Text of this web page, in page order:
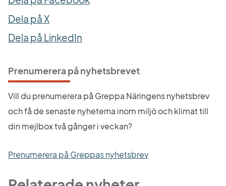
Dela på X
Dela på LinkedIn
Prenumerera på nyhetsbrevet
Vill du prenumerera på Greppa Näringens nyhetsbrev
och få de senaste nyheterna inom miljö och klimat till
din mejlbox två gånger i veckan?
Prenumerera på Greppas nyhetsbrev